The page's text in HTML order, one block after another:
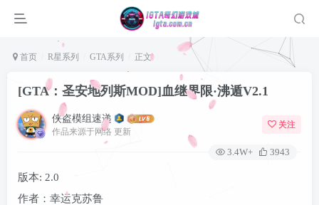
首页 R星系列 GTA系列 正文
[GTA：圣安地列斯MOD]血继界限·沸遁V2.1
侠盗模组速递
作品来源于网络 更新
关注
3.4W+ 3943
版本: 2.0
作者：幸运克苏鲁